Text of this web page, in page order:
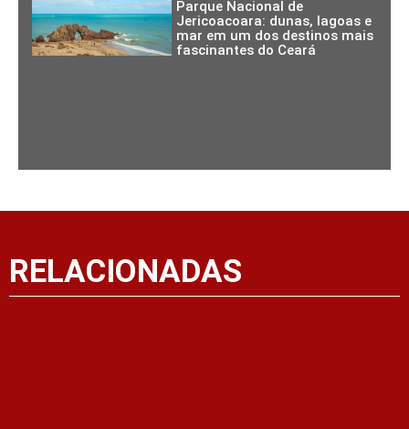
Parque Nacional de
Jericoacoara: dunas, lagoas e
mar em um dos destinos mais
fascinantes do Ceará
RELACIONADAS